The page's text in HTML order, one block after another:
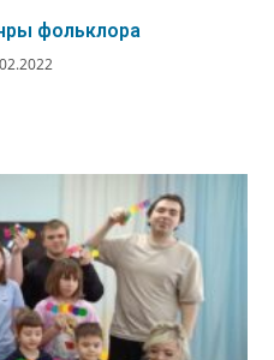
фольклора